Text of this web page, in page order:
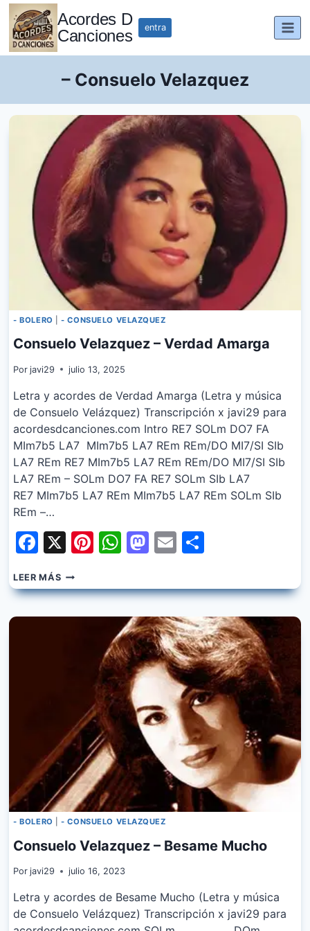
Saltar
contenido
Acordes D
Canciones
entra
– Consuelo Velazquez
- BOLERO |- CONSUELO VELAZQUEZ
Consuelo Velazquez – Verdad Amarga
Por javi29 julio 13, 2025
Letra y acordes de Verdad Amarga (Letra y música
de Consuelo Velázquez) Transcripción x javi29 para
acordesdcanciones.com Intro RE7 SOLm DO7 FA
MIm7b5 LA7 MIm7b5 LA7 REm REm/DO MI7/SI SIb
LA7 REm RE7 MIm7b5 LA7 REm REm/DO MI7/SI SIb
LA7 REm – SOLm DO7 FA RE7 SOLm SIb LA7
RE7 MIm7b5 LA7 REm MIm7b5 LA7 REm SOLm SIb
REm –…
Facebook
X Pinterest
WhatsApp
Mastodon
Email
LEER MÁSCONSUELO
VELAZQUEZ
–
- BOLERO |- CONSUELO VELAZQUEZ
Consuelo Velazquez – Besame Mucho
Por javi29 julio 16, 2023
Letra y acordes de Besame Mucho (Letra y música
de Consuelo Velázquez) Transcripción x javi29 para